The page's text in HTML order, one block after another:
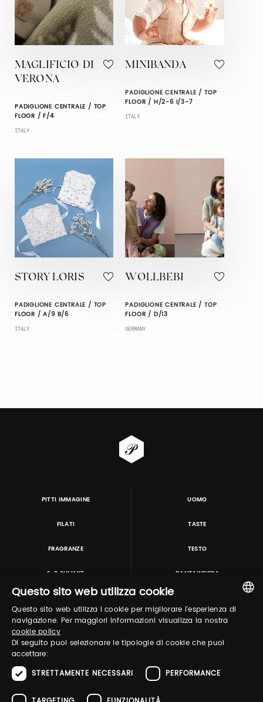
MAGLIFICIO DI
VERONA
PADIGLIONE CENTRALE / TOP
FLOOR / F/4
ITALY
MINIBANDA
PADIGLIONE CENTRALE / TOP
FLOOR / H/2-6 I/3-7
ITALY
STORY LORIS
PADIGLIONE CENTRALE / TOP
FLOOR / A/9 B/6
ITALY
WOLLBEBI
PADIGLIONE CENTRALE / TOP
FLOOR / D/13
GERMANY
PITTI IMMAGINE UOMO
FILATI TASTE
FRAGRANZE TESTO
E-P SUMMIT DANZAINFIERA
TUTORING & CONSULTING
ITALIAN
Questo sito web utilizza cookie
Questo sito web utilizza i cookie per migliorare l'esperienza di
navigazione. Per maggiori informazioni visualizza la nostra
cookie policy
Di seguito puoi selezionare le tipologie di cookie che puoi
accettare:
STRETTAMENTE NECESSARI
PERFORMANCE